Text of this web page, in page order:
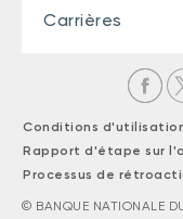
Carrières
Conditions
Rapport d'étape sur
Processus de
© BANQUE NATIONALE